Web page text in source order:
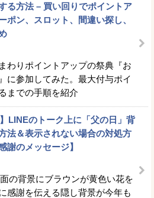
る方法 – 買い回りでポイントア
ポン、スロット、間違い探し、
わりポイントアップの祭典『お
に参加してみた。最大付与ポイ
までの手順を紹介
】LINEのトーク上に「父の日」背
法＆表示されない場合の対処方
謝のメッセージ】
の背景にブラウンが黄色い花を
感謝を伝える隠し背景が今年も